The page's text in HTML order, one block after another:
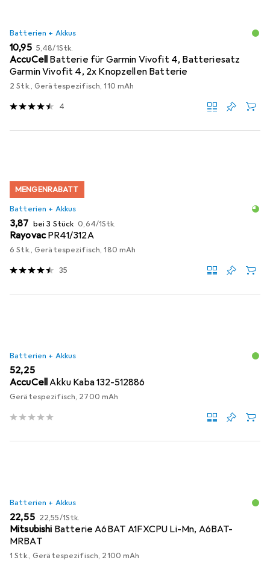
Batterien + Akkus
EUR
10,95 EUR
5,48/1Stk.
AccuCell Batterie für Garmin Vivofit 4, Batteriesatz
Garmin Vivofit 4, 2x Knopzellen Batterie
2 Stk., Gerätespezifisch, 110 mAh
4
MENGENRABATT
Batterien + Akkus
EUR
3,87 bei 3 Stück EUR
0,64/1Stk.
RayovacPR41/312A
6 Stk., Gerätespezifisch, 180 mAh
35
Batterien + Akkus
EUR
52,25
AccuCellAkku Kaba 132-512886
Gerätespezifisch, 2700 mAh
Batterien + Akkus
EUR
22,55 EUR
22,55/1Stk.
Mitsubishi Batterie A6BAT A1FXCPU Li-Mn, A6BAT-
MRBAT
1 Stk., Gerätespezifisch, 2100 mAh